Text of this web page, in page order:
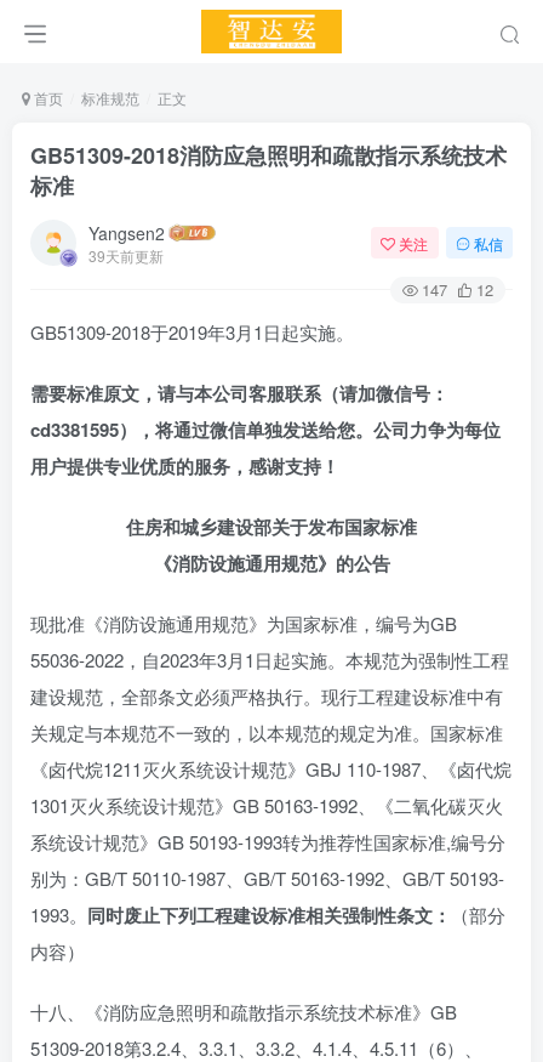
首页 标准规范 正文
GB51309-2018消防应急照明和疏散指示系统技术
标准
Yangsen2
39天前更新
关注 私信
147 12
GB51309-2018于2019年3月1日起实施。
需要标准原文，请与本公司客服联系（请加微信号：
cd3381595），将通过微信单独发送给您。公司力争为每位
用户提供专业优质的服务，感谢支持！
住房和城乡建设部关于发布国家标准
《消防设施通用规范》的公告
现批准《消防设施通用规范》为国家标准，编号为GB
55036-2022，自2023年3月1日起实施。本规范为强制性工程
建设规范，全部条文必须严格执行。现行工程建设标准中有
关规定与本规范不一致的，以本规范的规定为准。国家标准
《卤代烷1211灭火系统设计规范》GBJ 110-1987、《卤代烷
1301灭火系统设计规范》GB 50163-1992、《二氧化碳灭火
系统设计规范》GB 50193-1993转为推荐性国家标准,编号分
别为：GB/T 50110-1987、GB/T 50163-1992、GB/T 50193-
1993。 同时废止下列工程建设标准相关强制性条文：
（部分
内容）
十八、《消防应急照明和疏散指示系统技术标准》GB
51309-2018第3.2.4、3.3.1、3.3.2、4.1.4、4.5.11（6）、